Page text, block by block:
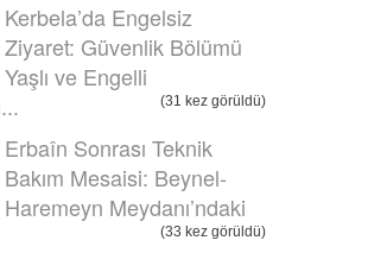
Kerbela’da Engelsiz
Ziyaret: Güvenlik Bölümü
Yaşlı ve Engelli
(31 kez görüldü)
Erbaîn Sonrası Teknik
Bakım Mesaisi: Beynel-
Haremeyn Meydanı’ndaki
(33 kez görüldü)